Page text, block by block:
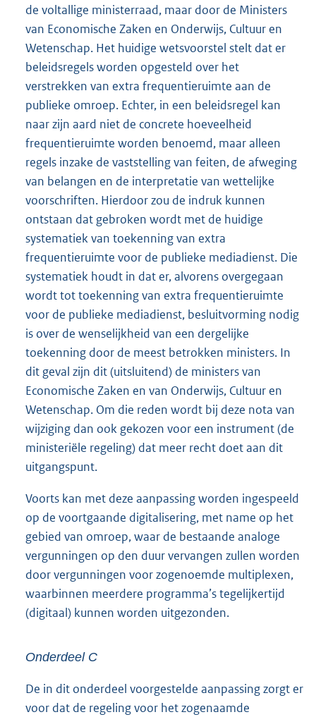
de voltallige ministerraad, maar door de Ministers
van Economische Zaken en Onderwijs, Cultuur en
Wetenschap. Het huidige wetsvoorstel stelt dat er
beleidsregels worden opgesteld over het
verstrekken van extra frequentieruimte aan de
publieke omroep. Echter, in een beleidsregel kan
naar zijn aard niet de concrete hoeveelheid
frequentieruimte worden benoemd, maar alleen
regels inzake de vaststelling van feiten, de afweging
van belangen en de interpretatie van wettelijke
voorschriften. Hierdoor zou de indruk kunnen
ontstaan dat gebroken wordt met de huidige
systematiek van toekenning van extra
frequentieruimte voor de publieke mediadienst. Die
systematiek houdt in dat er, alvorens overgegaan
wordt tot toekenning van extra frequentieruimte
voor de publieke mediadienst, besluitvorming nodig
is over de wenselijkheid van een dergelijke
toekenning door de meest betrokken ministers. In
dit geval zijn dit (uitsluitend) de ministers van
Economische Zaken en van Onderwijs, Cultuur en
Wetenschap. Om die reden wordt bij deze nota van
wijziging dan ook gekozen voor een instrument (de
ministeriële regeling) dat meer recht doet aan dit
uitgangspunt.
Voorts kan met deze aanpassing worden ingespeeld
op de voortgaande digitalisering, met name op het
gebied van omroep, waar de bestaande analoge
vergunningen op den duur vervangen zullen worden
door vergunningen voor zogenoemde multiplexen,
waarbinnen meerdere programma’s tegelijkertijd
(digitaal) kunnen worden uitgezonden.
Onderdeel C
De in dit onderdeel voorgestelde aanpassing zorgt er
voor dat de regeling voor het zogenaamde